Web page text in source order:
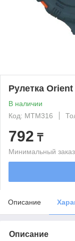
Рулетка
В наличии
Код: MTM316
792 ₸
Минимальный
Описание
Описание